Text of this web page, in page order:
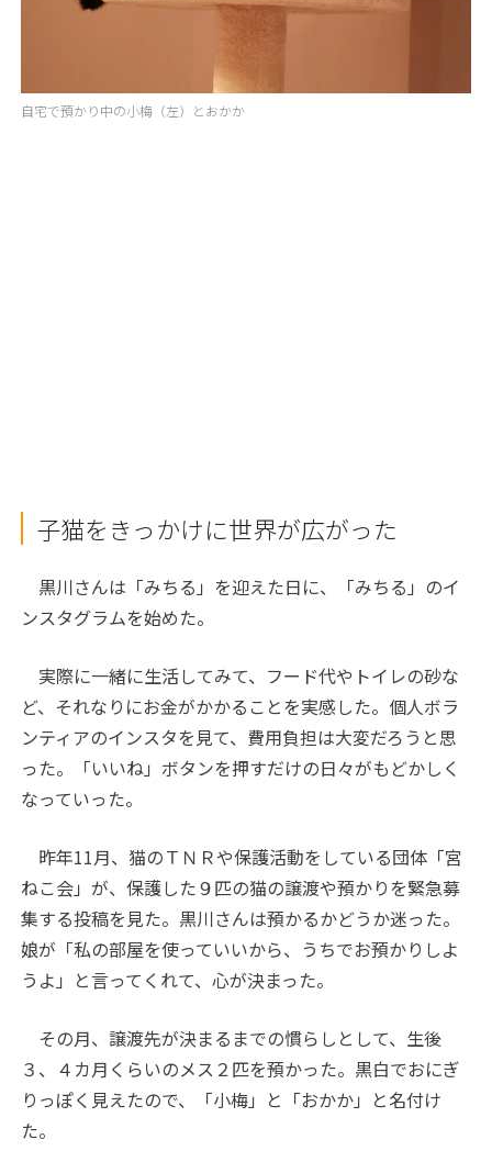
自宅で預かり中の小梅（左）とおかか
子猫をきっかけに世界が広がった
黒川さんは「みちる」を迎えた日に、「みちる」のイ
ンスタグラムを始めた。
実際に一緒に生活してみて、フード代やトイレの砂な
ど、それなりにお金がかかることを実感した。個人ボラ
ンティアのインスタを見て、費用負担は大変だろうと思
った。「いいね」ボタンを押すだけの日々がもどかしく
なっていった。
昨年11月、猫のＴＮＲや保護活動をしている団体「宮
ねこ会」が、保護した９匹の猫の譲渡や預かりを緊急募
集する投稿を見た。黒川さんは預かるかどうか迷った。
娘が「私の部屋を使っていいから、うちでお預かりしよ
うよ」と言ってくれて、心が決まった。
その月、譲渡先が決まるまでの慣らしとして、生後
３、４カ月くらいのメス２匹を預かった。黒白でおにぎ
りっぽく見えたので、「小梅」と「おかか」と名付け
た。